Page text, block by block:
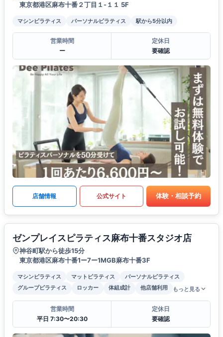
東京都港区麻布十番２丁目１-１１ 5F
マシンピラティス パーソナルピラティス 駅から5分以内
営業時間
ー
定休日
要確認
店舗情報 公式サイト 体験・相談予約
ゼンプレイスピラティス麻布十番スタジオ店
神谷町駅から徒歩15分
東京都港区麻布十番1ー7ー1MGB麻布十番3F
マシンピラティス マットピラティス
パーソナルピラティス
グループピラティス
ロッカー 体組成計 他店舗利用 もっと見る
営業時間
平日 7:30〜20:30
定休日
要確認